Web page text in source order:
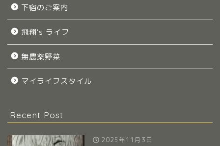
下宿のご案内
飛翔's ライフ
無農薬野菜
マイライフスタイル
Recent Post
2025年11月3日